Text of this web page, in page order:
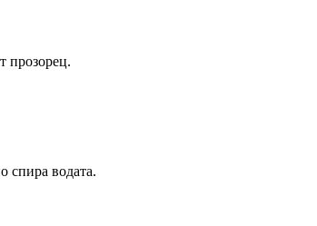
прозорец.
спира водата.